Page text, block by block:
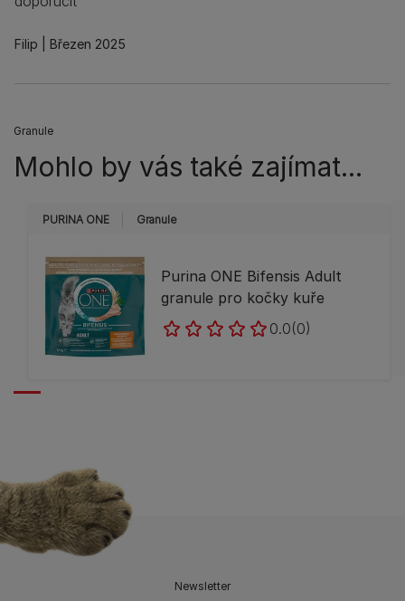
Filip Březen 2025
Granule
Mohlo by vás také zajímat...
PURINA ONE Granule
Purina ONE Bifensis Adult
granule pro kočky kuře
0.0(0)
Newsletter